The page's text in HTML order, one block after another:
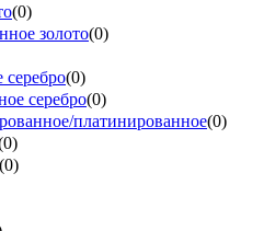
(0)
золото(0)
серебро(0)
серебро(0)
платинированное(0)
0)
(0)